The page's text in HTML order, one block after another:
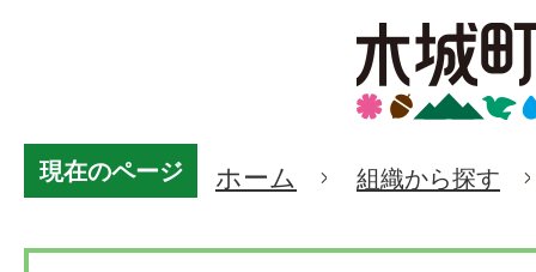
現在のページ ホーム 組織から探す